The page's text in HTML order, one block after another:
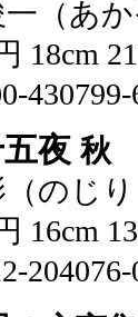
一（あ
18cm
430799-
夜 秋
のじ
16cm
204076-